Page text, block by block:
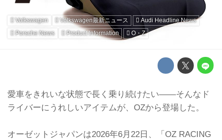
Volkswagen Volkswagen最新ニュース
Audi Headline News
Porsche News
Product Information O・Z
愛車をきれいな状態で長く乗り続けたい——そんなド
ライバーにうれしいアイテムが、OZから登場した。
オーゼットジャパンは2026年6月22日、「OZ RACING